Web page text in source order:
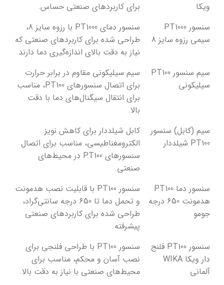
ویکا
برای کاربردهای صنعتی حساس.
سنسور PT1000
سیمی رزوه سایز 8
سنسور دمای PT1000 با رزوه سایز 8،
طراحی شده برای کاربردهای صنعتی که
نیاز به دقت بالای اندازه‌گیری دما دارند.
سیم سنسور PT100
سیلیکونی
سیم سیلیکونی مقاوم در برابر حرارت
برای اتصال سنسورهای PT100، مناسب
برای انتقال سیگنال‌های دما با دقت
بالا.
سیم (کابل) سنسور
PT100 شیلددار
کابل شیلددار برای کاهش نویز
الکترومغناطیسی، مناسب برای اتصال
سنسورهای PT100 در محیط‌های
صنعتی.
سنسور دما PT100
هدمونت 650 درجه
جومو
سنسور PT100 با قابلیت نصب هدمونت
و تحمل دما تا 650 درجه سانتی‌گراد،
طراحی شده برای کاربردهای صنعتی
پیشرفته.
سنسور PT100 فلنج
دار ویکا WIKA
آلمانی
سنسور PT100 با طراحی فلنجی برای
نصب آسان و محکم، مناسب برای
محیط‌های صنعتی با نیاز به دقت بالا.